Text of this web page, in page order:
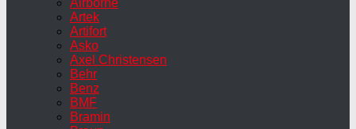
Artek
Artifort
Asko
Axel Christensen
Behr
Benz
BMF
Bramin